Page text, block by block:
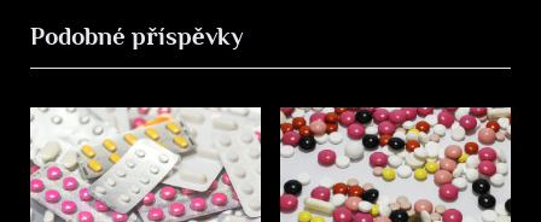
příspěvek
v
i
o
u
s
P
x
t
P
o
s
t
Podobné příspěvky